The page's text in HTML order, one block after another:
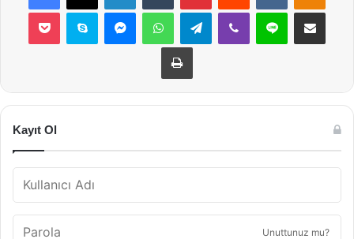
Pocket Skype MessengerWhatsAppTelegramViber Line E-Posta ile
Yazdır
Kayıt Ol
Unuttunuz mu?